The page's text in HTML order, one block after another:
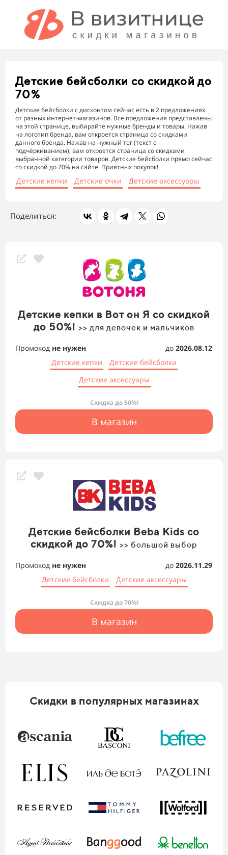
Детские бейсболки со скидкой до
70%
Детские бейсболки с дисконтом сейчас есть в 2 предложениях
от разных интернет-магазинов. Все предложения представлены
на этой странице, выбирайте нужные бренды и товары. Нажав
на логотип бренда, вам откроется страница со скидками
данного бренда. Нажав на нужный тег (текст с
подчёркиванием), вам откроется страница со скидками
выбранной категории товаров. Детские бейсболки прямо сейчас
со скидкой до 70% на сайте. Приятных покупок!
Детские кепки Детские очки Детские аксессуары
Поделиться:
Детские кепки в Вот он Я со скидкой
до 50%! >> для девочек и мальчиков
Промокод не нужен до 2026.08.12
Детские кепки
Детские бейсболки
Детские аксессуары
Скидка до 50%!
В магазин
Детские бейсболки Beba Kids со
скидкой до 70%! >> большой выбор
Промокод не нужен до 2026.11.29
Детские бейсболки
Детские аксессуары
Скидка до 70%!
В магазин
Скидки в популярных магазинах